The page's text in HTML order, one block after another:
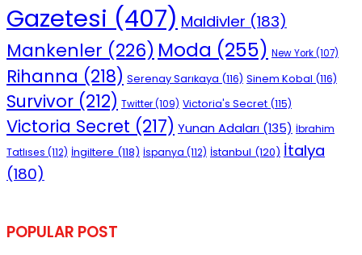
Gazetesi (407) Maldivler (183)
Mankenler (226) Moda (255) New York(107)
Rihanna (218) Serenay Sarıkaya (116) Sinem Kobal (116)
Survivor (212) Twitter(109) Victoria's Secret (115)
Victoria Secret (217) Yunan Adaları (135) İbrahim
Tatlıses (112) İngiltere (118) İspanya (112) İstanbul (120) İtalya
(180)
POPULAR POST